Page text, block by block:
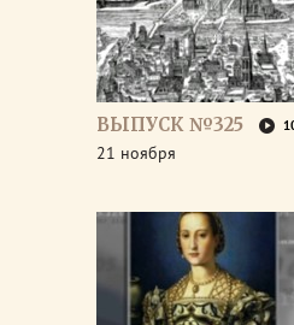
ВЫПУСК №325
21 ноября